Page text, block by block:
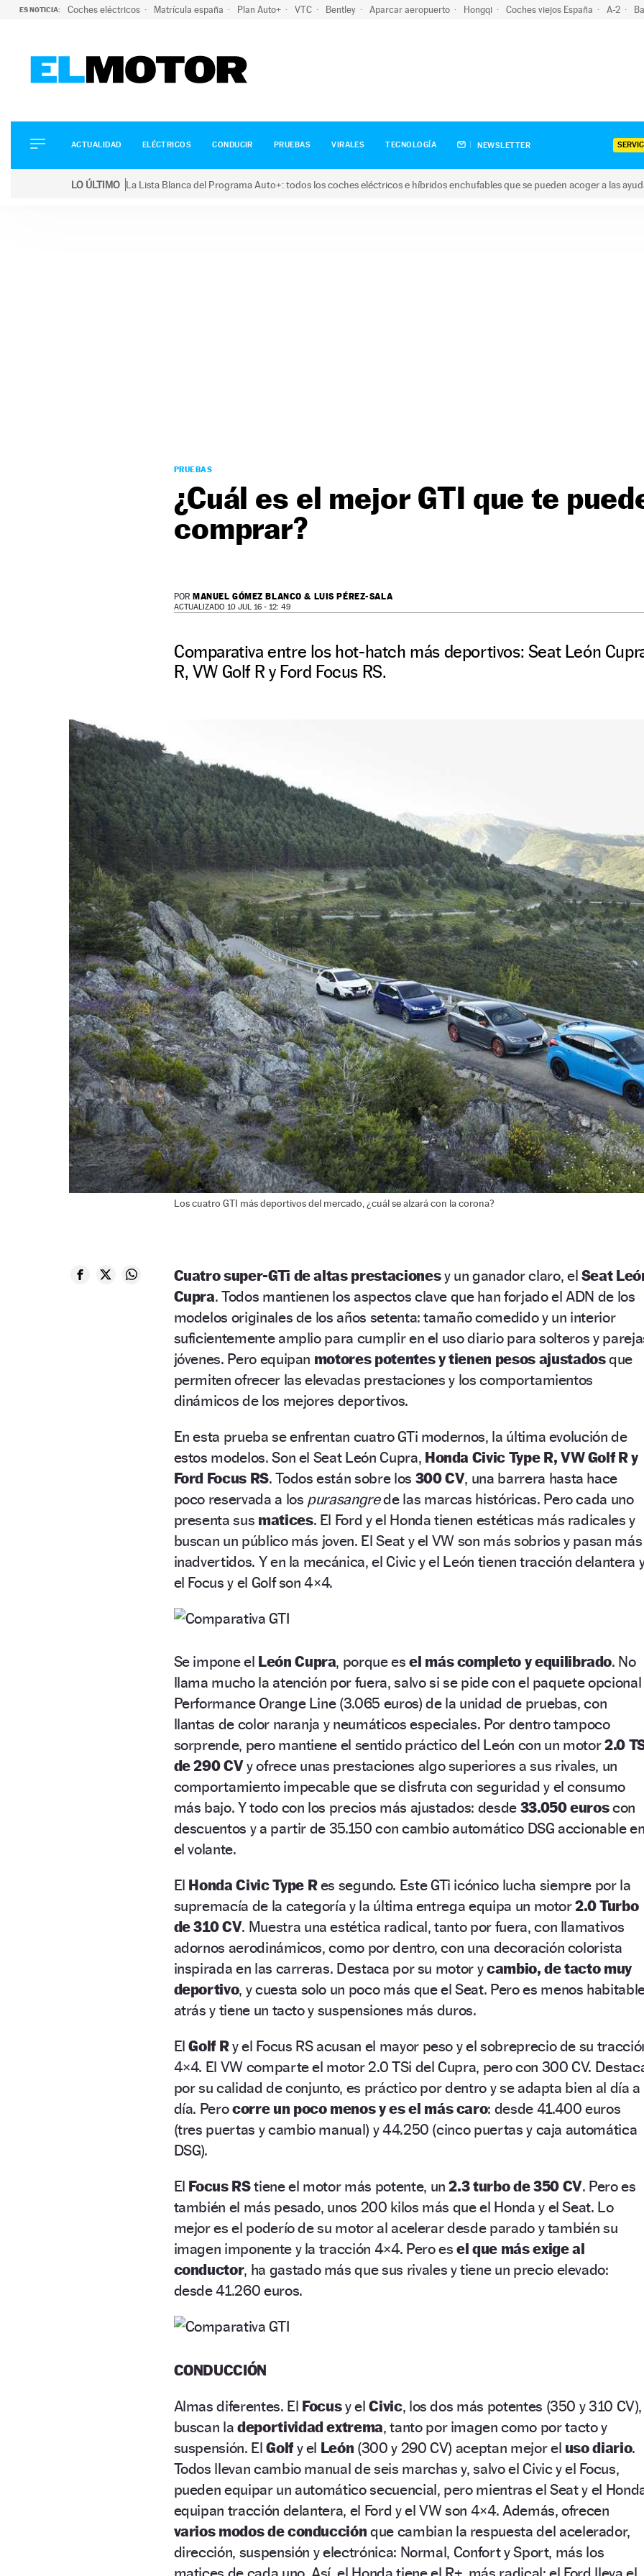
ES NOTICIA: Coches eléctricos Matrícula españa Plan Auto+ VTC Bentley Aparcar aeropuerto Hongqi Coches viejos España A-2
ELÉCTRICOS
CONDUCIR
ACTUALIDAD ELÉCTRICOS CONDUCIR PRUEBAS VIRALES TECNOLOGÍA NEWSLETTER
LO ÚLTIMO La Lista Blanca del Programa Auto+: todos los coches eléctricos e híbridos enchufables que se pueden acoger a las
PRUEBAS
¿Cuál es el mejor GTI que te
comprar?
POR MANUEL GÓMEZ BLANCO & LUIS PÉREZ-SALA
ACTUALIZADO 10 JUL 16 - 12: 49
Comparativa entre los hot-hatch más deportivos: Seat León
R, VW Golf R y Ford Focus RS.
Los cuatro GTI más deportivos del mercado, ¿cuál se alzará con la corona?
Cuatro super-GTi de altas prestacionesy un ganador claro, el Seat
Cupra. Todos mantienen los aspectos clave que han forjado el ADN de los
modelos originales de los años setenta: tamaño comedido y un interior
suficientemente amplio para cumplir en el uso diario para solteros y
jóvenes. Pero equipan motores potentes y tienen pesos ajustadosque
permiten ofrecer las elevadas prestaciones y los comportamientos
dinámicos de los mejores deportivos.
En esta prueba se enfrentan cuatro GTi modernos, la última evolución de
estos modelos. Son el Seat León Cupra, Honda Civic Type R, VW Golf R y
Ford Focus RS. Todos están sobre los 300 CV, una barrera hasta hace
poco reservada a los purasangrede las marcas históricas. Pero cada uno
presenta sus matices. El Ford y el Honda tienen estéticas más radicales y
buscan un público más joven. El Seat y el VW son más sobrios y pasan más
inadvertidos. Y en la mecánica, el Civic y el León tienen tracción delantera
el Focus y el Golf son 4×4.
Se impone el León Cupra, porque esel más completo y equilibrado. No
llama mucho la atención por fuera, salvo si se pide con el paquete opcional
Performance Orange Line (3.065 euros) de la unidad de pruebas, con
llantas de color naranja y neumáticos especiales. Por dentro tampoco
sorprende, pero mantiene el sentido práctico del León con un motor2.0
de 290 CVy ofrece unas prestaciones algo superiores a sus rivales, un
comportamiento impecable que se disfruta con seguridad y el consumo
más bajo. Y todo con los precios más ajustados: desde 33.050 euroscon
descuentos y a partir de 35.150 con cambio automático DSG accionable
el volante.
El Honda Civic Type Res segundo. Este GTi icónico lucha siempre por la
supremacía de la categoría y la última entrega equipa un motor2.0 Turbo
de 310 CV. Muestra una estética radical, tanto por fuera, con llamativos
adornos aerodinámicos, como por dentro, con una decoración colorista
inspirada en las carreras. Destaca por su motor ycambio, de tacto muy
deportivo, y cuesta solo un poco más que el Seat. Pero es menos
atrás y tiene un tacto y suspensiones más duros.
ElGolf Ry el Focus RS acusan el mayor peso y el sobreprecio de su
4×4. El VW comparte el motor 2.0 TSi del Cupra, pero con 300 CV.
por su calidad de conjunto, es práctico por dentro y se adapta bien al día a
día. Perocorre un poco menos y es el más caro: desde 41.400 euros
(tres puertas y cambio manual) y 44.250 (cinco puertas y caja automática
DSG).
El Focus RStiene el motor más potente, un2.3 turbo de 350 CV. Pero es
también el más pesado, unos 200 kilos más que el Honda y el Seat. Lo
mejor es el poderío de su motor al acelerar desde parado y también su
imagen imponente y la tracción 4×4. Pero esel que más exige al
conductor, ha gastado más que sus rivales y tiene un precio elevado:
desde 41.260 euros.
CONDUCCIÓN
Almas diferentes. El Focusy elCivic, los dos más potentes (350 y 310 CV),
buscan ladeportividad extrema, tanto por imagen como por tacto y
suspensión. ElGolfy el León (300 y 290 CV) aceptan mejor el uso diario.
Todos llevan cambio manual de seis marchas y, salvo el Civic y el Focus,
pueden equipar un automático secuencial, pero mientras el Seat y el
equipan tracción delantera, el Ford y el VW son 4×4. Además, ofrecen
varios modos de conducción que cambian la respuesta del acelerador,
dirección, suspensión y electrónica: Normal, Confort y Sport, más los